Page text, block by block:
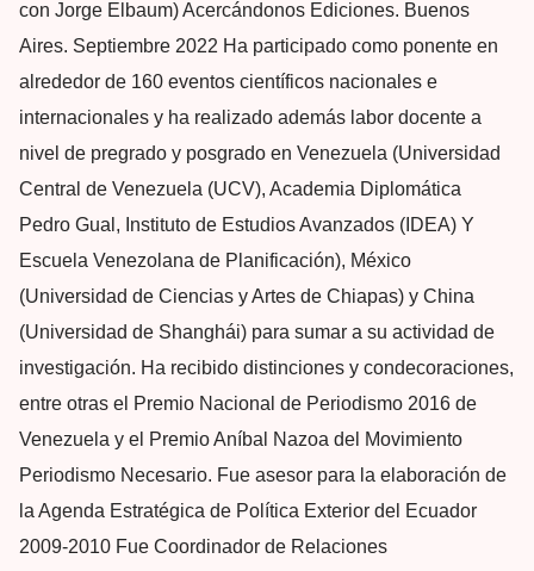
con Jorge Elbaum) Acercándonos Ediciones. Buenos
Aires. Septiembre 2022 Ha participado como ponente en
alrededor de 160 eventos científicos nacionales e
internacionales y ha realizado además labor docente a
nivel de pregrado y posgrado en Venezuela (Universidad
Central de Venezuela (UCV), Academia Diplomática
Pedro Gual, Instituto de Estudios Avanzados (IDEA) Y
Escuela Venezolana de Planificación), México
(Universidad de Ciencias y Artes de Chiapas) y China
(Universidad de Shanghái) para sumar a su actividad de
investigación. Ha recibido distinciones y condecoraciones,
entre otras el Premio Nacional de Periodismo 2016 de
Venezuela y el Premio Aníbal Nazoa del Movimiento
Periodismo Necesario. Fue asesor para la elaboración de
la Agenda Estratégica de Política Exterior del Ecuador
2009-2010 Fue Coordinador de Relaciones